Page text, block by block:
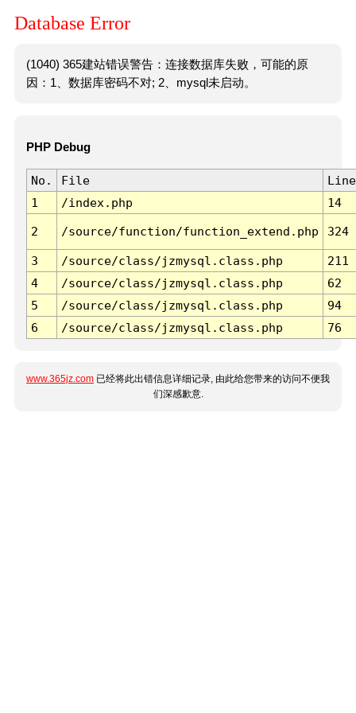
Database Error
(1040) 365建站错误警告：连接数据库失败，可能的原
因：1、数据库密码不对; 2、mysql未启动。
PHP Debug
No. File
Line
1
/index.php 14
2 /source/function/function_extend.php 324
3 /source/class/jzmysql.class.php
211
4
/source/class/jzmysql.class.php
62
5
/source/class/jzmysql.class.php
94
6
/source/class/jzmysql.class.php 76
www.365jz.com 已经将此出错信息详细记录, 由此给您带来的访问不便我
们深感歉意.